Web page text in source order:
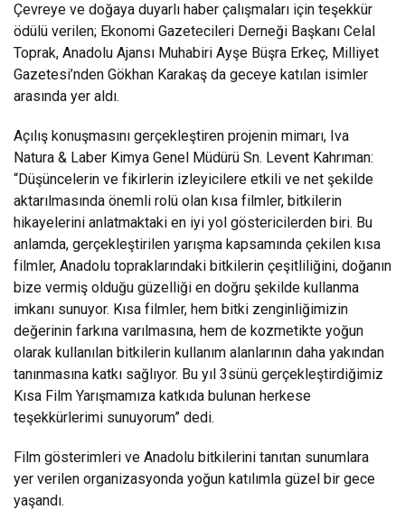
Çevreye ve doğaya duyarlı haber çalışmaları için teşekkür
ödülü verilen; Ekonomi Gazetecileri Derneği Başkanı Celal
Toprak, Anadolu Ajansı Muhabiri Ayşe Büşra Erkeç, Milliyet
Gazetesi’nden Gökhan Karakaş da geceye katılan isimler
arasında yer aldı.
Açılış konuşmasını gerçekleştiren projenin mimarı, Iva
Natura & Laber Kimya Genel Müdürü Sn. Levent Kahrıman:
“Düşüncelerin ve fikirlerin izleyicilere etkili ve net şekilde
aktarılmasında önemli rolü olan kısa filmler, bitkilerin
hikayelerini anlatmaktaki en iyi yol göstericilerden biri. Bu
anlamda, gerçekleştirilen yarışma kapsamında çekilen kısa
filmler, Anadolu topraklarındaki bitkilerin çeşitliliğini, doğanın
bize vermiş olduğu güzelliği en doğru şekilde kullanma
imkanı sunuyor. Kısa filmler, hem bitki zenginliğimizin
değerinin farkına varılmasına, hem de kozmetikte yoğun
olarak kullanılan bitkilerin kullanım alanlarının daha yakından
tanınmasına katkı sağlıyor. Bu yıl 3sünü gerçekleştirdiğimiz
Kısa Film Yarışmamıza katkıda bulunan herkese
teşekkürlerimi sunuyorum” dedi.
Film gösterimleri ve Anadolu bitkilerini tanıtan sunumlara
yer verilen organizasyonda yoğun katılımla güzel bir gece
yaşandı.